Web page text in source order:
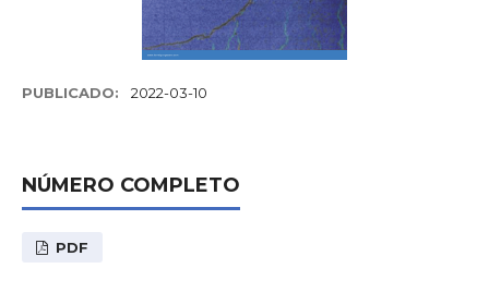
PUBLICADO: 2022-03-10
NÚMERO COMPLETO
PDF